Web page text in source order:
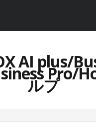
AI plus/
Pro/
ルプ